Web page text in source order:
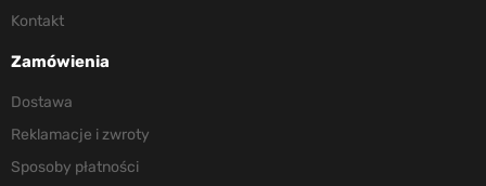
Kontakt
Zamówienia
Dostawa
Reklamacje i zwroty
Sposoby płatności